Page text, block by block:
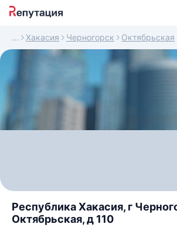
Хакасия Черногорск Октябрьская
Республика Хакасия, г
Октябрьская, д 110